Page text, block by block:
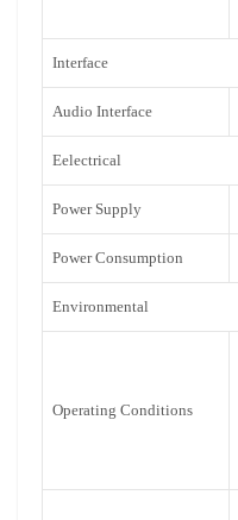
Interface
Audio Interface
Eelectrical
Power Supply
Power Consumption
Environmental
Operating Conditions